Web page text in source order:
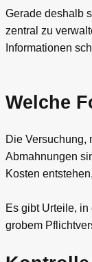
Gerade deshalb
zentral zu
Informationen
Welche
Die Versuchung,
Abmahnungen
Kosten
Es gibt Urteile,
grobem